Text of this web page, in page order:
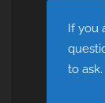
If you
to ask.